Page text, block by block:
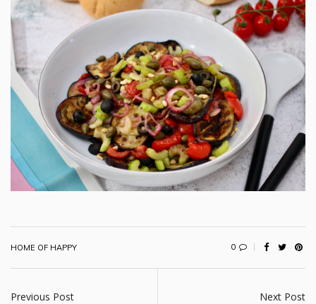
HOME OF HAPPY 0
Previous Post Next Post